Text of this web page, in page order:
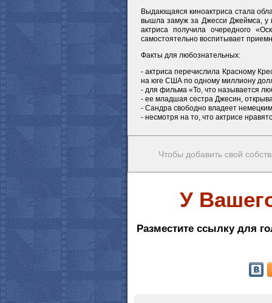
Выдающаяся киноактриса стала
вышла замуж за Джесси Джеймса, у
актриса получила очередного
самостоятельно воспитывает
Факты для любознательных:
- актриса перечислила Красному
на юге США по одному миллиону
- для фильма «То, что называется
- ее младшая сестра Джесин,
- Сандра свободно владеет
- несмотря на то, что актрисе
Чтобы добавить свой
У
Разместите ссылку для